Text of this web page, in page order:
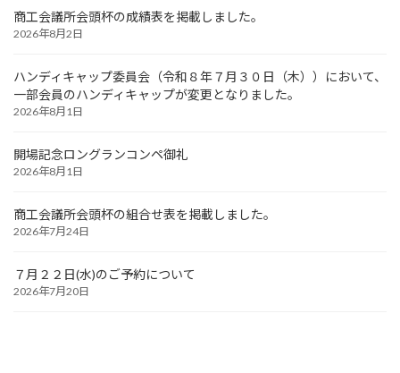
商工会議所会頭杯の成績表を掲載しました。
2026年8月2日
ハンディキャップ委員会（令和８年７月３０日（木））において、
一部会員のハンディキャップが変更となりました。
2026年8月1日
開場記念ロングランコンペ御礼
2026年8月1日
商工会議所会頭杯の組合せ表を掲載しました。
2026年7月24日
７月２２日(水)のご予約について
2026年7月20日